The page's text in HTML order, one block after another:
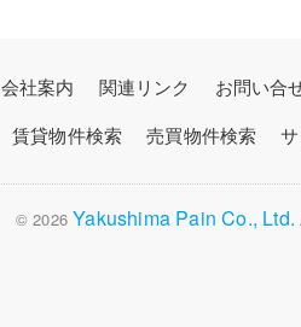
会社案内 関連リンク お問い合
賃貸物件検索
売買物件検索
© 2026Yakushima Pain Co., Ltd.